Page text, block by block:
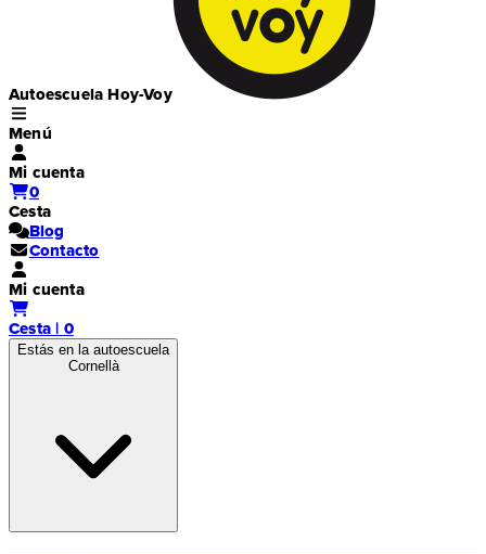
Autoescuela Hoy-Voy
Menú
Mi cuenta
0
Cesta
Blog
Contacto
Mi cuenta
Cesta | 0
Estás en la autoescuela
Cornellà